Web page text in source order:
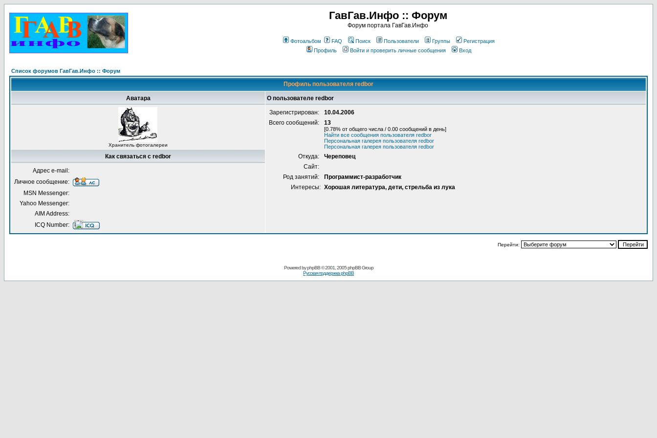
ГавГав.Инфо :: Форум
Форум портала ГавГав.Инфо
Фотоальбом FAQ Поиск Пользователи Группы
Регистрация
Профиль
Войти и проверить личные сообщения Вход
Список форумов ГавГав.Инфо :: Форум
Профиль пользователя redbor
Аватара О пользователе redbor
Хранитель фотогалереи
Зарегистрирован:
10.04.2006
Всего сообщений:
13
[0.78% от общего числа / 0.00 сообщений в день]
Найти все сообщения пользователя redbor
Персональная галерея пользователя redbor
Персональная галерея пользователя redbor
Откуда:
Череповец
Сайт:
Род занятий:
Программист-разработчик
Интересы: Хорошая литература, дети, стрельба из лука
Как связаться с redbor
Адрес e-mail:
Личное сообщение:
MSN Messenger:
Yahoo Messenger:
AIM Address:
ICQ Number:
Перейти:
Powered byphpBB© 2001, 2005 phpBB Group
Русская поддержка phpBB